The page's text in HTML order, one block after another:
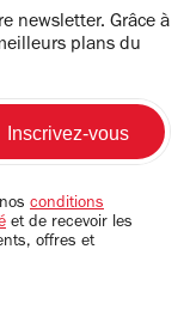
newsletter. Grâce à
plans du
conditions
et de recevoir les
offres et